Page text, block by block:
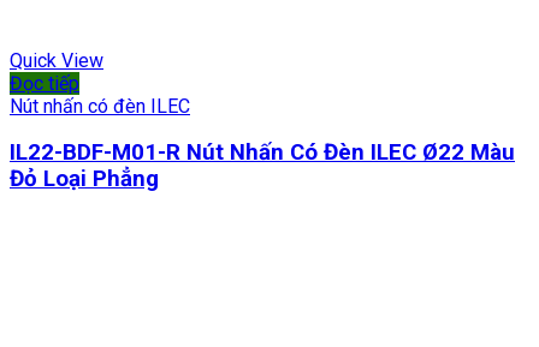
Quick View
Đọc tiếp
Nút nhấn có đèn ILEC
IL22-BDF-M01-R Nút Nhấn Có Đèn ILEC Ø22 Màu
Đỏ Loại Phẳng